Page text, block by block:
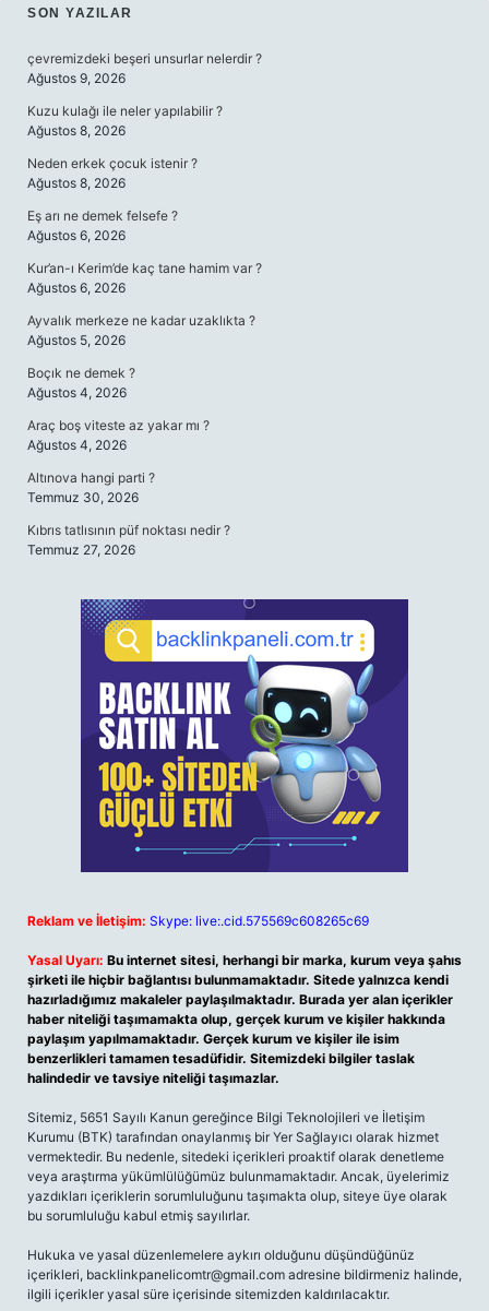
SIDEBAR
SON YAZILAR
çevremizdeki beşeri unsurlar nelerdir ?
Ağustos 9, 2026
Kuzu kulağı ile neler yapılabilir ?
Ağustos 8, 2026
Neden erkek çocuk istenir ?
Ağustos 8, 2026
Eş arı ne demek felsefe ?
Ağustos 6, 2026
Kur’an-ı Kerim’de kaç tane hamim var ?
Ağustos 6, 2026
Ayvalık merkeze ne kadar uzaklıkta ?
Ağustos 5, 2026
Boçık ne demek ?
Ağustos 4, 2026
Araç boş viteste az yakar mı ?
Ağustos 4, 2026
Altınova hangi parti ?
Temmuz 30, 2026
Kıbrıs tatlısının püf noktası nedir ?
Temmuz 27, 2026
Reklam ve İletişim: Skype: live:.cid.575569c608265c69
Yasal Uyarı: Bu internet sitesi, herhangi bir marka, kurum veya şahıs
şirketi ile hiçbir bağlantısı bulunmamaktadır. Sitede yalnızca kendi
hazırladığımız makaleler paylaşılmaktadır. Burada yer alan içerikler
haber niteliği taşımamakta olup, gerçek kurum ve kişiler hakkında
paylaşım yapılmamaktadır. Gerçek kurum ve kişiler ile isim
benzerlikleri tamamen tesadüfidir. Sitemizdeki bilgiler taslak
halindedir ve tavsiye niteliği taşımazlar.
Sitemiz, 5651 Sayılı Kanun gereğince Bilgi Teknolojileri ve İletişim
Kurumu (BTK) tarafından onaylanmış bir Yer Sağlayıcı olarak hizmet
vermektedir. Bu nedenle, sitedeki içerikleri proaktif olarak denetleme
veya araştırma yükümlülüğümüz bulunmamaktadır. Ancak, üyelerimiz
yazdıkları içeriklerin sorumluluğunu taşımakta olup, siteye üye olarak
bu sorumluluğu kabul etmiş sayılırlar.
Hukuka ve yasal düzenlemelere aykırı olduğunu düşündüğünüz
içerikleri, backlinkpanelicomtr@gmail.com adresine bildirmeniz halinde,
ilgili içerikler yasal süre içerisinde sitemizden kaldırılacaktır.